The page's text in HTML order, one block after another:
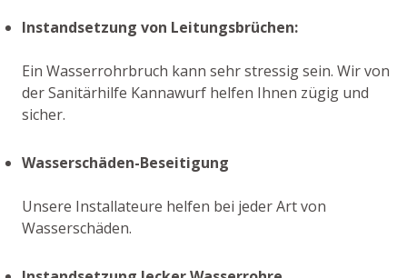
Instandsetzung von Leitungsbrüchen:
Ein Wasserrohrbruch kann sehr stressig sein. Wir von
der Sanitärhilfe Kannawurf helfen Ihnen zügig und
sicher.
Wasserschäden-Beseitigung
Unsere Installateure helfen bei jeder Art von
Wasserschäden.